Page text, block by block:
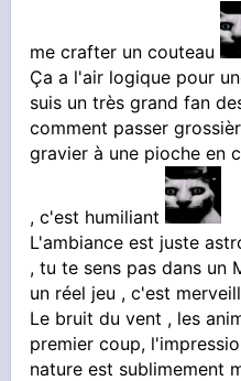
me crafter un couteau
Ça a l'air logique pour
suis un très grand fan
comment passer
gravier à une pioche en
, c'est humiliant
L'ambiance est juste
, tu te sens pas dans un
un réel jeu , c'est
Le bruit du vent , les
premier coup,
nature est sublimement